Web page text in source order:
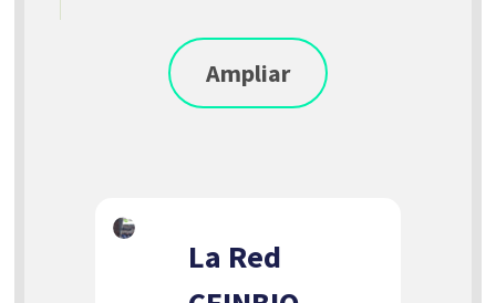
Ampliar
La Red